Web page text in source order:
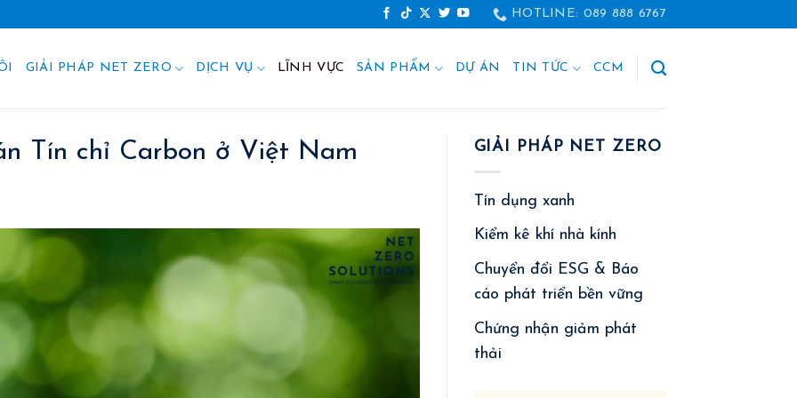
HOTLINE: 089 888 6767
GIẢI PHÁP NET ZERO DỊCH VỤ LĨNH VỰC SẢN PHẨM DỰ ÁN TIN TỨC CCM
Tín chỉ Carbon ở Việt Nam GIẢI PHÁP NET ZERO
Tín dụng xanh
Kiểm kê khí nhà kính
Chuyển đổi ESG & Báo
cáo phát triển bền vững
Chứng nhận giảm phát
thải